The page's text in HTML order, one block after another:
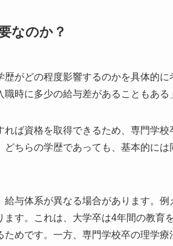
なのか？
がどの程度影響するのかを具体的
時に多少の給与差があることもある
ば資格を取得できるため、専門学
ちらの学歴であっても、基本的に
給与体系が異なる場合があります。
ます。これは、大学卒は4年間の教育
ためです。一方、専門学校卒の理学